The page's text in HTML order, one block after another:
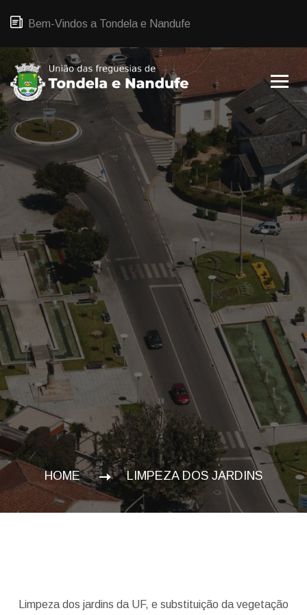
Bem-Vindos a Tondela e Nandufe
HOME LIMPEZA DOS JARDINS
Limpeza dos jardins da UF, e substituição da vegetação